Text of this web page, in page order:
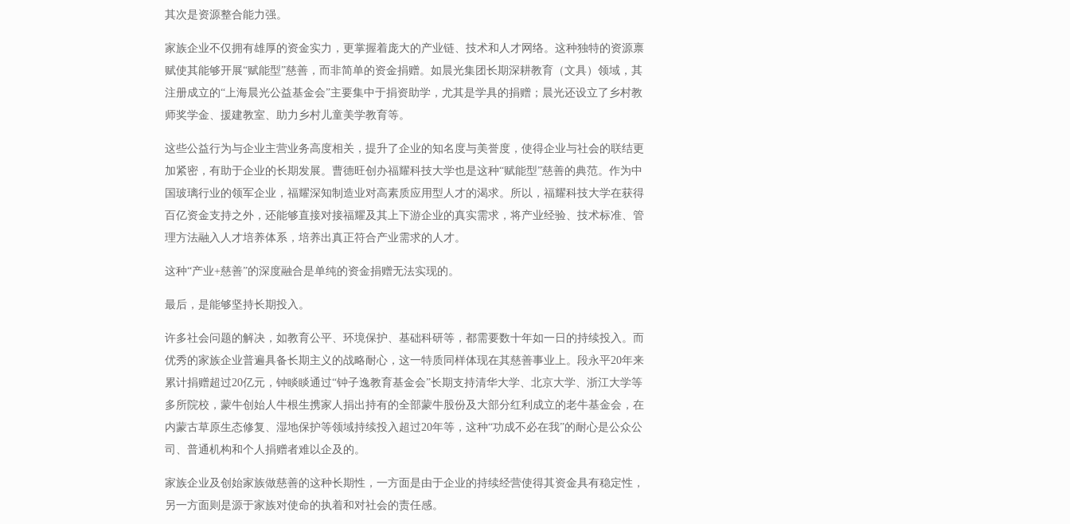
其次是资源整合能力强。
家族企业不仅拥有雄厚的资金实力，更掌握着庞大的产业链、技术和人才网络。这种独特的资源禀
赋使其能够开展“赋能型”慈善，而非简单的资金捐赠。如晨光集团长期深耕教育（文具）领域，其
注册成立的“上海晨光公益基金会”主要集中于捐资助学，尤其是学具的捐赠；晨光还设立了乡村教
师奖学金、援建教室、助力乡村儿童美学教育等。
这些公益行为与企业主营业务高度相关，提升了企业的知名度与美誉度，使得企业与社会的联结更
加紧密，有助于企业的长期发展。曹德旺创办福耀科技大学也是这种“赋能型”慈善的典范。作为中
国玻璃行业的领军企业，福耀深知制造业对高素质应用型人才的渴求。所以，福耀科技大学在获得
百亿资金支持之外，还能够直接对接福耀及其上下游企业的真实需求，将产业经验、技术标准、管
理方法融入人才培养体系，培养出真正符合产业需求的人才。
这种“产业+慈善”的深度融合是单纯的资金捐赠无法实现的。
最后，是能够坚持长期投入。
许多社会问题的解决，如教育公平、环境保护、基础科研等，都需要数十年如一日的持续投入。而
优秀的家族企业普遍具备长期主义的战略耐心，这一特质同样体现在其慈善事业上。段永平20年来
累计捐赠超过20亿元，钟睒睒通过“钟子逸教育基金会”长期支持清华大学、北京大学、浙江大学等
多所院校，蒙牛创始人牛根生携家人捐出持有的全部蒙牛股份及大部分红利成立的老牛基金会，在
内蒙古草原生态修复、湿地保护等领域持续投入超过20年等，这种“功成不必在我”的耐心是公众公
司、普通机构和个人捐赠者难以企及的。
家族企业及创始家族做慈善的这种长期性，一方面是由于企业的持续经营使得其资金具有稳定性，
另一方面则是源于家族对使命的执着和对社会的责任感。